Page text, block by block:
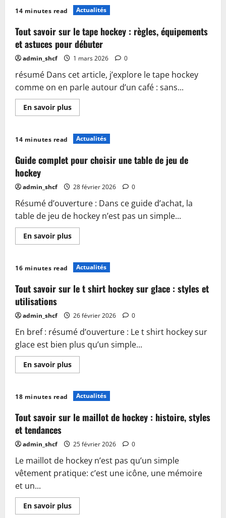
Tout
savoir
le
air
hockey
règles,
astuces
et
conseils
pour
bien
jouer
14 minutes read Actualités
Tout savoir sur le tape hockey : règles, équipements
et astuces pour débuter
admin_shcf 1 mars 2026 0
résumé Dans cet article, j’explore le tape hockey
comme on en parle autour d’un café : sans...
En savoir plusEn
savoir
Tout
savoir
le
tape
règles,
équipements
et
astuces
pour
débuter
14 minutes read Actualités
Guide complet pour choisir une table de jeu de
hockey
admin_shcf 28 février 2026 0
Résumé d’ouverture : Dans ce guide d’achat, la
table de jeu de hockey n’est pas un simple...
En savoir plusEn
savoir
Guide
complet
choisir
une
jeu
de
hockey
16 minutes read Actualités
Tout savoir sur le t shirt hockey sur glace : styles et
utilisations
admin_shcf 26 février 2026 0
En bref : résumé d’ouverture : Le t shirt hockey sur
glace est bien plus qu’un simple...
En savoir plusEn
savoir
Tout
savoir
le
t
sur
glace
styles
et
utilisations
18 minutes read Actualités
Tout savoir sur le maillot de hockey : histoire, styles
et tendances
admin_shcf 25 février 2026 0
Le maillot de hockey n’est pas qu’un simple
vêtement pratique: c’est une icône, une mémoire
et un...
En savoir plusEn
savoir